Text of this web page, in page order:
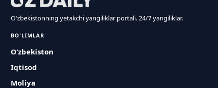
O'zbekistonning yetakchi yangiliklar portali. 24/7 yangiliklar.
BO'LIMLAR
O‘zbekiston
Iqtisod
Moliya